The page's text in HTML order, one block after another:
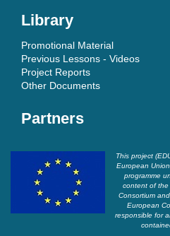
Library
Promotional Material
Previous Lessons - Videos
Project Reports
Other Documents
Partners
This project
European
programme
content of the
Consortium
European
responsible for